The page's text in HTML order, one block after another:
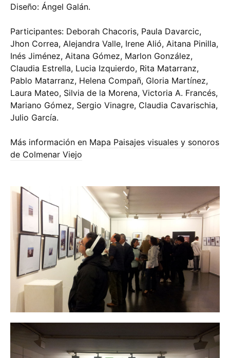
Diseño: Ángel Galán.
Participantes: Deborah Chacoris, Paula Davarcic,
Jhon Correa, Alejandra Valle, Irene Alió, Aitana Pinilla,
Inés Jiménez, Aitana Gómez, Marlon González,
Claudia Estrella, Lucia Izquierdo, Rita Matarranz,
Pablo Matarranz, Helena Compañ, Gloria Martínez,
Laura Mateo, Silvia de la Morena, Victoria A. Francés,
Mariano Gómez, Sergio Vinagre, Claudia Cavarischia,
Julio García.
Más información en Mapa Paisajes visuales y sonoros
de Colmenar Viejo